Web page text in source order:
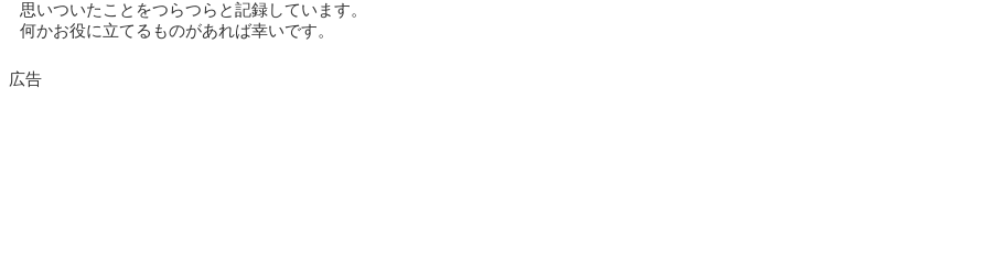
思いついたことをつらつらと記録しています。
何かお役に立てるものがあれば幸いです。
広告